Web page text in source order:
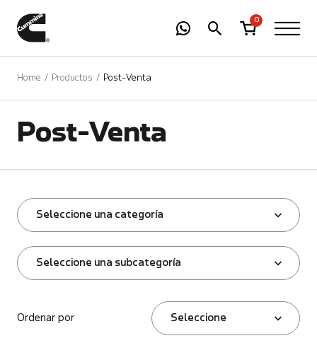
0
Home Productos Post-Venta
Post-Venta
Seleccione una categoría
Seleccione una subcategoría
Ordenar por Seleccione